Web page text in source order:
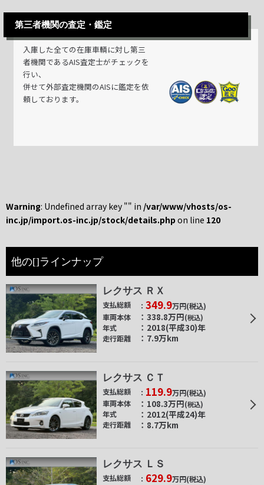
第三者機関の査定・鑑定
入庫した全ての在庫車輌に対し第三
者機関であるAIS査定士がチェックを
行い、
併せて外部査定機関のAISに鑑定を依
頼しております。
Warning: Undefined array key "" in /var/www/vhosts/os-
inc.jp/import.os-inc.jp/stock/details.php on line 120
他の[]ラインナップ
レクサス ＲＸ
支払総額 349.9万円(税込)
車両本体
338.8万円(税込)
年式 2018(平成30)年
走行距離 7.9万km
レクサス ＣＴ
支払総額 119.9万円(税込)
車両本体
108.3万円(税込)
年式 2012(平成24)年
走行距離 8.7万km
レクサス ＬＳ
支払総額 629.9万円(税込)